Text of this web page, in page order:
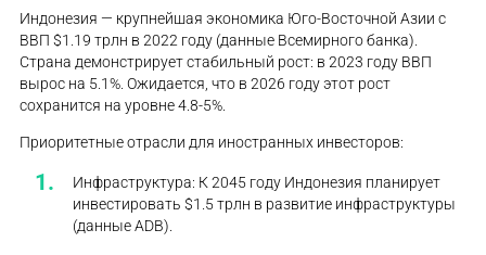
Индонезия — крупнейшая экономика Юго-Восточной Азии с
ВВП $1.19 трлн в 2022 году (данные Всемирного банка).
Страна демонстрирует стабильный рост: в 2023 году ВВП
вырос на 5.1%. Ожидается, что в 2026 году этот рост
сохранится на уровне 4.8-5%.
Приоритетные отрасли для иностранных инвесторов:
Инфраструктура: К 2045 году Индонезия планирует
инвестировать $1.5 трлн в развитие инфраструктуры
(данные ADB).